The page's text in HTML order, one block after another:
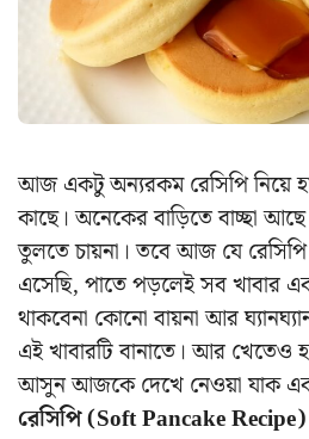
আজ একটু অন্যরকম রেসিপি নিয়ে
কাছে। অনেকের বাড়িতে বাচ্ছা
তুলতে চায়না। তবে আজ যে
এসেছি, পাতে পড়লেই সব খাবার
থাকবেনা কোনো বায়না আর
এই খাবারটি বানাতে। আর খেতেও
আসুন আজকে দেখে নেওয়া যাক
রেসিপি (Soft Pancake Recipe)